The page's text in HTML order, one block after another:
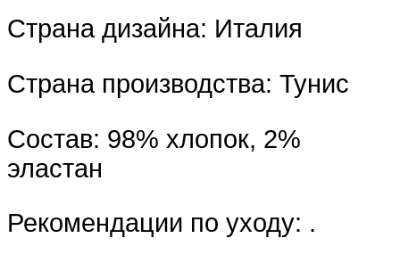
Страна дизайна: Италия
Страна производства: Тунис
Состав: 98% хлопок, 2%
эластан
Рекомендации по уходу: .